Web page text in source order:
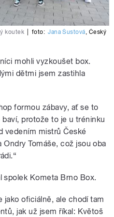
koutek foto: Jana Šustová, Český
mohli vyzkoušet box.
dětmi jsem zastihla
formou zábavy, ať se to
protože to je u tréninku
vedením mistrů České
Ondry Tomáše, což jsou oba
spolek Kometa Brno Box.
jako oficiálně, ale chodí tam
jak už jsem říkal: Květoš